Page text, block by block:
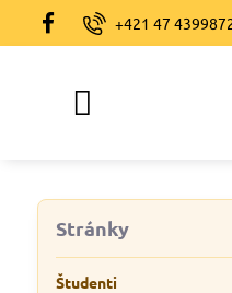
+421 47
Stránky
Študenti